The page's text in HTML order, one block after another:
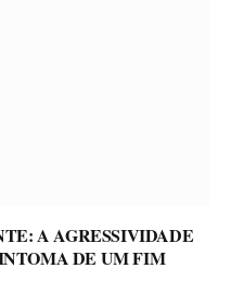
A AGRESSIVIDADE
DE UM FIM